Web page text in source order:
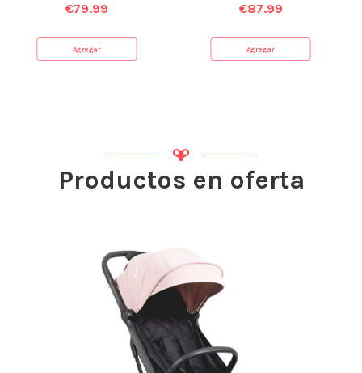
€79.99
Agregar
€87.99
Agregar
Productos en oferta